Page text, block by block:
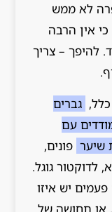
לא ממש
כי אין הרבה
להיפך – צריך
גברים
עם
שיער פונים,
לדוקטור גוגל.
יש איזו
או תחושה של